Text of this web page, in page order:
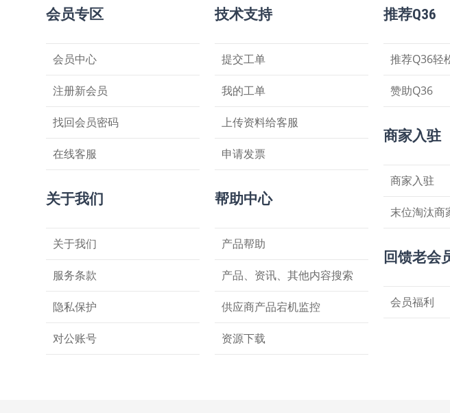
会员专区
会员中心
注册新会员
找回会员密码
在线客服
关于我们
关于我们
服务条款
隐私保护
对公账号
技术支持
提交工单
我的工单
上传资料给客服
申请发票
帮助中心
产品帮助
产品、资讯、其他内容搜索
供应商产品宕机监控
资源下载
推荐Q36
推荐Q36轻
赞助Q36
商家入驻
商家入驻
末位淘汰商
回馈老会
会员福利